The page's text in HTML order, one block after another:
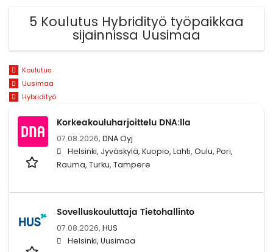
5 Koulutus Hybridityö työpaikkaa
sijainnissa Uusimaa
Koulutus
Uusimaa
Hybridityö
Korkeakouluharjoittelu DNA:lla
07.08.2026, DNA Oyj
Helsinki, Jyväskylä, Kuopio, Lahti, Oulu, Pori,
Rauma, Turku, Tampere
Sovelluskouluttaja Tietohallinto
07.08.2026, HUS
Helsinki, Uusimaa